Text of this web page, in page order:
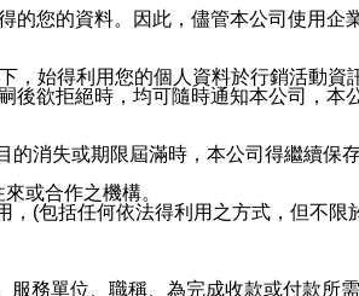
您的資料。因此，儘管本公司使用
始得利用您的個人資料於行銷活動資
欲拒絕時，均可隨時通知本公司，
消失或期限屆滿時，本公司得繼續保
或合作之機構。
(包括任何依法得利用之方式，但不
務單位、職稱、為完成收款或付款所